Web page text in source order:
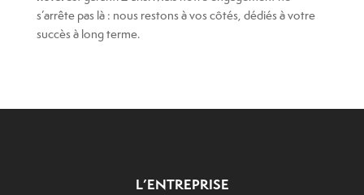
s’arrête pas là : nous restons à vos côtés, dédiés à votre
succès à long terme.
L’ENTREPRISE